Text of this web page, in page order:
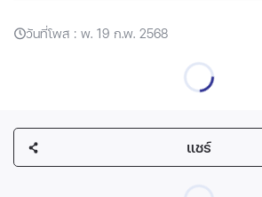
วันที่โพส : พ. 19 ก.พ. 2568
แชร์